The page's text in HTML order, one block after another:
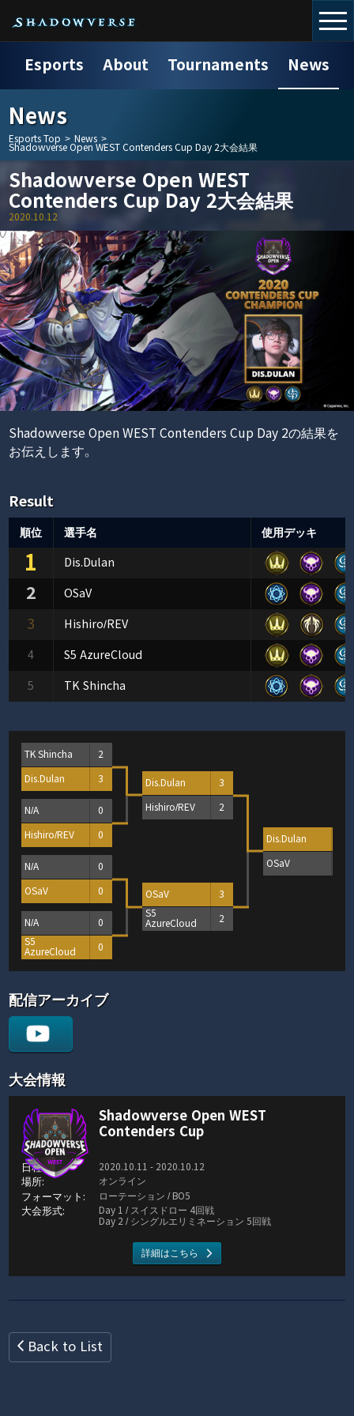
Esports About Tournaments News
News
Esports Top > News >
Shadowverse Open WEST Contenders Cup Day 2大会結果
Shadowverse Open WEST
Contenders Cup Day 2大会結果
2020.10.12
Shadowverse Open WEST Contenders Cup Day 2の結果を
お伝えします。
Result
順位 選手名 使用デッキ
1 Dis.Dulan
2 OSaV
3 Hishiro/REV
4 S5 AzureCloud
5 TK Shincha
TK Shincha 2
Dis.Dulan 3
N/A 0
Hishiro/REV 0
N/A 0
OSaV 0
N/A
0
S5
AzureCloud
0
Dis.Dulan 3
Hishiro/REV 2
OSaV
3
S5
AzureCloud
2
Dis.Dulan
OSaV
配信アーカイブ
大会情報
Shadowverse Open WEST
Contenders Cup
2020.10.11 - 2020.10.12
オンライン
ローテーション / BO5
Day 1 / スイスドロー 4回戦
Day 2 / シングルエリミネーション 5回戦
詳細はこちら
Back to List